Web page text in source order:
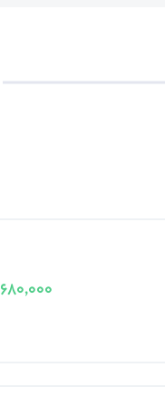
680,000 تومان